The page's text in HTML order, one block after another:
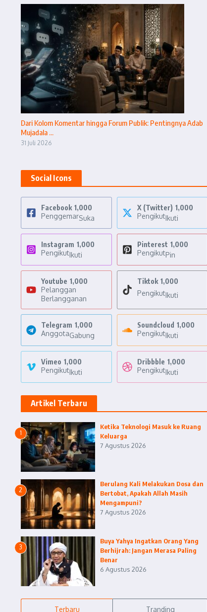
Dari Kolom Komentar hingga Forum Publik: Pentingnya Adab
Mujadala ...
31 Juli 2026
Social Icons
Facebook 1,000
PenggemarSuka
X (Twitter) 1,000
PengikutIkuti
Instagram 1,000
PengikutIkuti
Pinterest 1,000
PengikutPin
Youtube 1,000
Pelanggan
Berlangganan
Tiktok 1,000
PengikutIkuti
Telegram 1,000
AnggotaGabung
Soundcloud 1,000
PengikutIkuti
Vimeo 1,000
PengikutIkuti
Dribbble 1,000
PengikutIkuti
Artikel Terbaru
1
Ketika Teknologi Masuk ke Ruang
Keluarga
7 Agustus 2026
2
Berulang Kali Melakukan Dosa dan
Bertobat, Apakah Allah Masih
Mengampuni?
7 Agustus 2026
3
Buya Yahya Ingatkan Orang Yang
Berhijrah: Jangan Merasa Paling
Benar
6 Agustus 2026
Terbaru Tranding